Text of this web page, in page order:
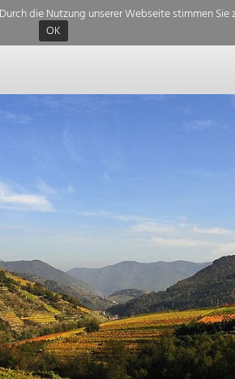
die Nutzung unserer Webseite stimmen
OK